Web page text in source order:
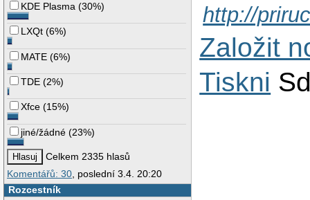
KDE Plasma (30%)
LXQt (6%)
MATE (6%)
TDE (2%)
Xfce (15%)
jiné/žádné (23%)
Celkem 2335 hlasů
Komentářů: 30, poslední 3.4. 20:20
Rozcestník
http://
Založit
Tiskni